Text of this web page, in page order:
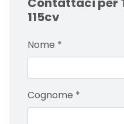
115cv
Nome *
Cognome *